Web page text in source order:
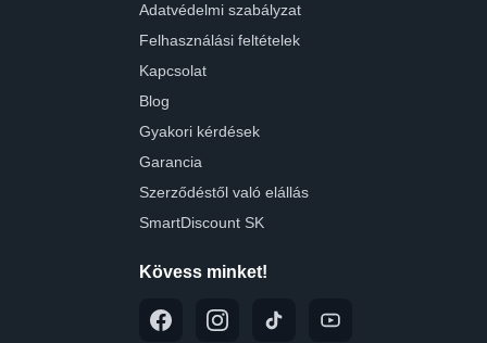
Adatvédelmi szabályzat
Felhasználási feltételek
Kapcsolat
Blog
Gyakori kérdések
Garancia
Szerződéstől való elállás
SmartDiscount SK
Kövess minket!